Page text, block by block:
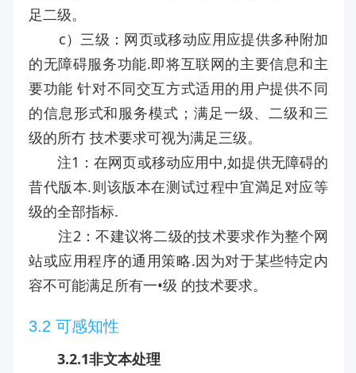
足二级。
c）三级：网页或移动应用应提供多种附加
的无障碍服务功能.即将互联网的主要信息和主
要功能 针对不同交互方式适用的用户提供不同
的信息形式和服务模式；满足一级、二级和三
级的所冇 技术要求可视为满足三级。
注1：在网页或移动应用中,如提供无障碍的
昔代版本.则该版本在测试过程中宜満足对应等
级的全部指标.
注2：不建议将二级的技术要求作为整个网
站或应用程序的通用策略.因为对于某些特定内
容不可能满足所有一•级 的技术要求。
3.2 可感知性
3.2.1非文本处理